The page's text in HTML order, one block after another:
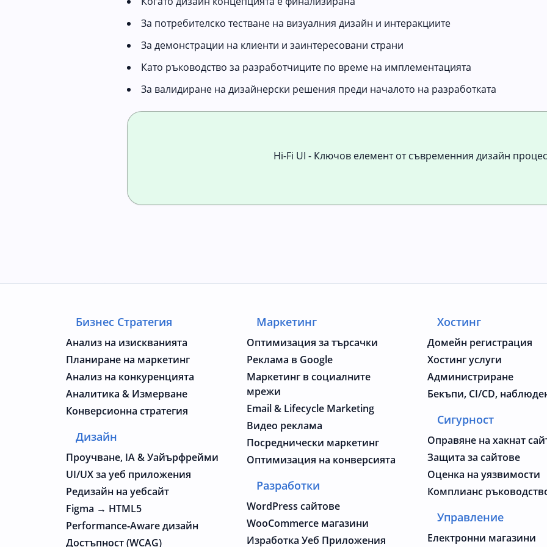
За потребителско тестване на визуалния дизайн и интеракциите
За демонстрации на клиенти и заинтересовани страни
Като ръководство за разработчиците по време на имплементацията
За валидиране на дизайнерски решения преди началото на разработката
Hi-Fi UI - Ключов елемент от съвременния дизайн процес
Бизнес Стратегия
Анализ на изискванията
Планиране на маркетинг
Анализ на конкуренцията
Аналитика & Измерване
Конверсионна стратегия
Дизайн
Проучване, IA & Уайърфрейми
UI/UX за уеб приложения
Редизайн на уебсайт
Figma → HTML5
Performance‑Aware дизайн
Достъпност (WCAG)
Маркетинг
Оптимизация за търсачки
Реклама в Google
Маркетинг в социалните
мрежи
Email & Lifecycle Marketing
Видео реклама
Посреднически маркетинг
Оптимизация на конверсията
Разработки
WordPress сайтове
WooCommerce магазини
Изработка Уеб Приложения
Хостинг
Домейн регистрация
Хостинг услуги
Администриране
Бекъпи, CI/CD,
Сигурност
Оправяне на хакнат
Защита за сайтове
Оценка на уязвимости
Комплианс
Управление
Електронни магазини